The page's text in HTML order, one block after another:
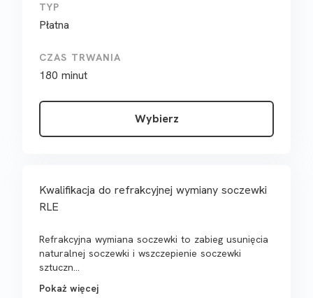
TYP
Płatna
CZAS TRWANIA
180 minut
Wybierz
Kwalifikacja do refrakcyjnej wymiany soczewki
RLE
Refrakcyjna wymiana soczewki to zabieg usunięcia
naturalnej soczewki i wszczepienie soczewki
sztuczn...
Pokaż więcej